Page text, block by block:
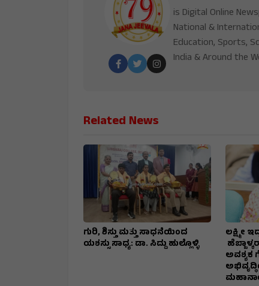
is Digital Online
National &
Education, Sports,
India & Around the
Related News
ಗುರಿ, ಶಿಸ್ತು ಮತ್ತು ಸಾಧನೆಯಿಂದ
ಯಶಸ್ಸು ಸಾಧ್ಯ: ಡಾ. ಸಿದ್ದು ಹುಲ್ಲೊಳ್ಳಿ
ಲಕ್ಷ್ಮೀ
ಅವಶ್ಯಕ